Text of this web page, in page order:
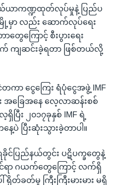
ယ်ယာကဏ္ဍထုတ်လုပ်မှုနဲ့ ပြည်ပ
ြို့မှာ လည်း ဆောက်လုပ်ရေး
ေကြောင့် စီးပွားရေး
က် ကျဆင်းခဲ့ရတာ ဖြစ်တယ်လို့
တကာ ငွေကြေး ရံပုံငွေအဖွဲ့ IMF
အခြေအနေ လေ့လာဆန်းစစ်
ပြီး ၂၀၁၇ခုနှစ် IMF ရဲ့
ေ့ပဲ ပြီးဆုံးသွားခဲ့တာပါ။
ခိုင်ပြည်နယ်တွင်း ပဋိပက္ခတွေနဲ့
ရာ ဂယက်တွေကြောင့် လက်ရှိ
ရိုတ်ခတ်မှု ကြီးကြီးမားမား မရှိ